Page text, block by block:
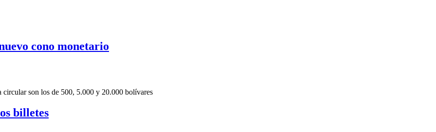
cono monetario
son los de 500, 5.000 y 20.000 bolívares
billetes